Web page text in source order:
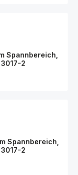
Spannbereich,
3017-2
Spannbereich,
3017-2